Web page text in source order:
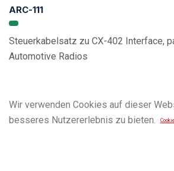
ARC-111
Steuerkabelsatz zu CX-402 Interface,
Automotive Radios
Wir verwenden Cookies auf dieser
besseres Nutzererlebnis zu bieten.